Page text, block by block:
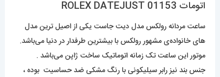
اتومات 01153 ROLEX DATEJUST
ساعت مردانه رولکس مدل دیت جاست یکی از اصیل ترین مدل
های خانواده‌ی مشهور رولکس با بیشترین طرفدار در دنیا می‌باشد.
موتور این ساعت تک زمانه اتوماتیک ساخت ژاپن می‌باشد .
جنس بند نیز رابر سیلیکونی با رنگ مشکی ضد حساسیت بوده ،